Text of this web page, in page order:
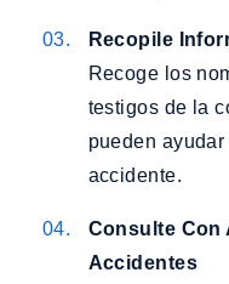
Recopile
Recoge los
testigos de la
pueden
accidente.
Consulte Con
Accidentes